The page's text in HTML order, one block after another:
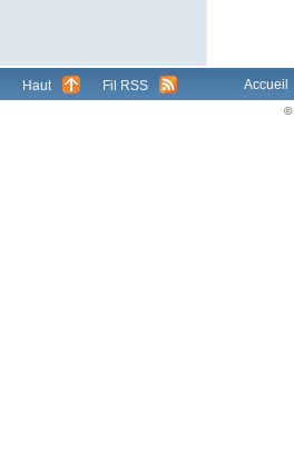
Haut Fil RSS Accueil
©